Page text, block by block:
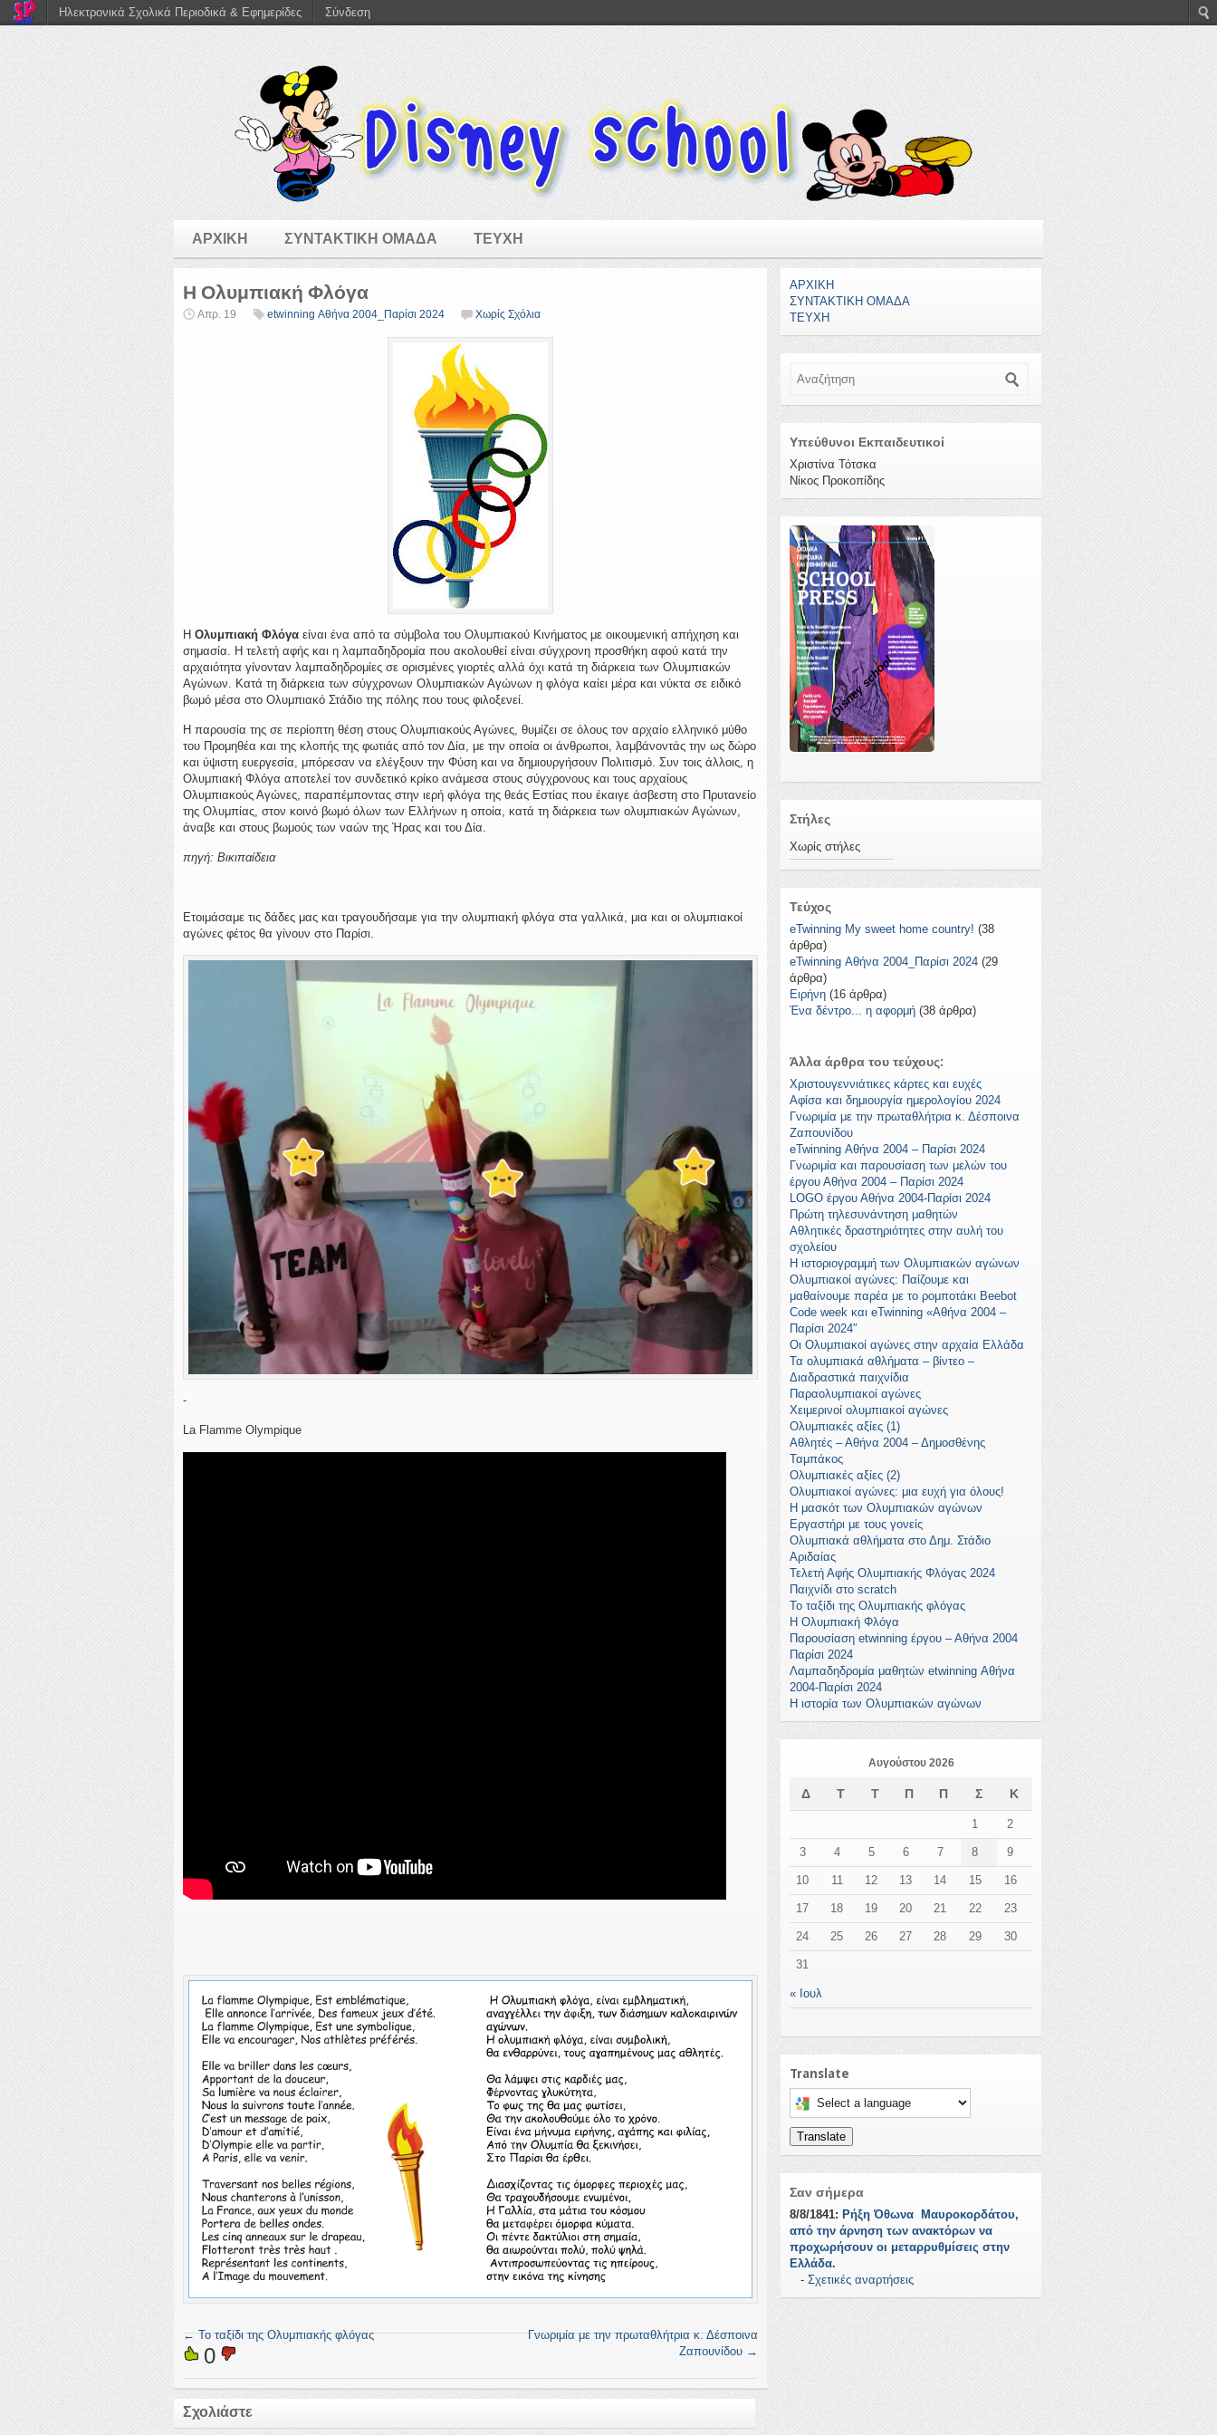
ΑΡΧΙΚΗ ΣΥΝΤΑΚΤΙΚΗ ΟΜΑΔΑ ΤΕΥΧΗ
Η Ολυμπιακή Φλόγα
Απρ. 19 etwinning Αθήνα 2004_Παρίσι 2024 Χωρίς Σχόλια
Η Ολυμπιακή Φλόγα είναι ένα από τα σύμβολα του Ολυμπιακού Κινήματος με οικουμενική απήχηση και
σημασία. Η τελετή αφής και η λαμπαδηδρομία που ακολουθεί είναι σύγχρονη προσθήκη αφού κατά την
αρχαιότητα γίνονταν λαμπαδηδρομίες σε ορισμένες γιορτές αλλά όχι κατά τη διάρκεια των Ολυμπιακών
Αγώνων. Κατά τη διάρκεια των σύγχρονων Ολυμπιακών Αγώνων η φλόγα καίει μέρα και νύκτα σε ειδικό
βωμό μέσα στο Ολυμπιακό Στάδιο της πόλης που τους φιλοξενεί.
Η παρουσία της σε περίοπτη θέση στους Ολυμπιακούς Αγώνες, θυμίζει σε όλους τον αρχαίο ελληνικό μύθο
του Προμηθέα και της κλοπής της φωτιάς από τον Δία, με την οποία οι άνθρωποι, λαμβάνοντάς την ως δώρο
και ύψιστη ευεργεσία, μπόρεσαν να ελέγξουν την Φύση και να δημιουργήσουν Πολιτισμό. Συν τοις άλλοις, η
Ολυμπιακή Φλόγα αποτελεί τον συνδετικό κρίκο ανάμεσα στους σύγχρονους και τους αρχαίους
Ολυμπιακούς Αγώνες, παραπέμποντας στην ιερή φλόγα της θεάς Εστίας που έκαιγε άσβεστη στο Πρυτανείο
της Ολυμπίας, στον κοινό βωμό όλων των Ελλήνων η οποία, κατά τη διάρκεια των ολυμπιακών Αγώνων,
άναβε και στους βωμούς των ναών της Ήρας και του Δία.
πηγή: Βικιπαίδεια
Ετοιμάσαμε τις δάδες μας και τραγουδήσαμε για την ολυμπιακή φλόγα στα γαλλικά, μια και οι ολυμπιακοί
αγώνες φέτος θα γίνουν στο Παρίσι.
-
La Flamme Olympique
←Το ταξίδι της Ολυμπιακής φλόγας
Γνωριμία με την πρωταθλήτρια κ. Δέσποινα
Ζαπουνίδου →
0
Σχολιάστε
ΑΡΧΙΚΗ
ΣΥΝΤΑΚΤΙΚΗ ΟΜΑΔΑ
ΤΕΥΧΗ
Υπεύθυνοι Εκπαιδευτικοί
Χριστίνα Τότσκα
Νίκος Προκοπίδης
Disney school
Στήλες
Χωρίς στήλες
Τεύχος
eTwinning My sweet home country! (38
άρθρα)
eTwinning Αθήνα 2004_Παρίσι 2024 (29
άρθρα)
Ειρήνη (16 άρθρα)
Ένα δέντρο... η αφορμή (38 άρθρα)
Άλλα άρθρα του τεύχους:
Χριστουγεννιάτικες κάρτες και ευχές
Αφίσα και δημιουργία ημερολογίου 2024
Γνωριμία με την πρωταθλήτρια κ. Δέσποινα
Ζαπουνίδου
eTwinning Αθήνα 2004 – Παρίσι 2024
Γνωριμία και παρουσίαση των μελών του
έργου Αθήνα 2004 – Παρίσι 2024
LOGO έργου Αθήνα 2004-Παρίσι 2024
Πρώτη τηλεσυνάντηση μαθητών
Αθλητικές δραστηριότητες στην αυλή του
σχολείου
Η ιστοριογραμμή των Ολυμπιακών αγώνων
Ολυμπιακοί αγώνες: Παίζουμε και
μαθαίνουμε παρέα με το ρομποτάκι Beebot
Code week και eTwinning «Αθήνα 2004 –
Παρίσι 2024″
Οι Ολυμπιακοί αγώνες στην αρχαία Ελλάδα
Τα ολυμπιακά αθλήματα – βίντεο –
Διαδραστικά παιχνίδια
Παραολυμπιακοί αγώνες
Χειμερινοί ολυμπιακοί αγώνες
Ολυμπιακές αξίες (1)
Αθλητές – Αθήνα 2004 – Δημοσθένης
Ταμπάκος
Ολυμπιακές αξίες (2)
Ολυμπιακοί αγώνες: μια ευχή για όλους!
Η μασκότ των Ολυμπιακών αγώνων
Εργαστήρι με τους γονείς
Ολυμπιακά αθλήματα στο Δημ. Στάδιο
Αριδαίας
Τελετή Αφής Ολυμπιακής Φλόγας 2024
Παιχνίδι στο scratch
Το ταξίδι της Ολυμπιακής φλόγας
Η Ολυμπιακή Φλόγα
Παρουσίαση etwinning έργου – Αθήνα 2004
Παρίσι 2024
Λαμπαδηδρομία μαθητών etwinning Αθήνα
2004-Παρίσι 2024
Η ιστορία των Ολυμπιακών αγώνων
Αυγούστου 2026
Δ Τ Τ Π Π Σ Κ
« Ιουλ
1 2
3 4 5 6 7 8 9
10 11 12 13 14 15 16
17 18 19 20 21 22 23
24 25 26 27 28 29 30
31
Translate
Select a language to translate this page
Translate
Σαν σήμερα
8/8/1841: Ρήξη Όθωνα  Μαυροκορδάτου,
από την άρνηση των ανακτόρων να
προχωρήσουν οι μεταρρυθμίσεις στην
Ελλάδα.
- Σχετικές αναρτήσεις
Ηλεκτρονικά Σχολικά Περιοδικά & Εφημερίδες Σύνδεση